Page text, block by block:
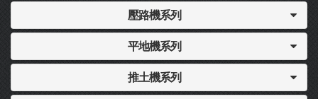
壓路機系列
平地機系列
推土機系列